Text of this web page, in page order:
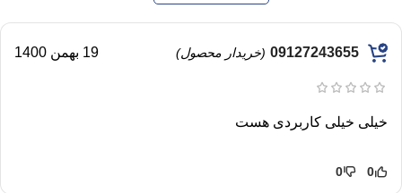
(خریدار محصول) 19 بهمن 1400
خیلی خیلی کاربردی هست
0
0